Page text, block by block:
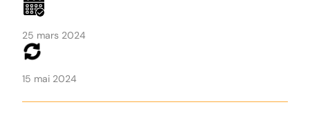
25 mars 2024
15 mai 2024